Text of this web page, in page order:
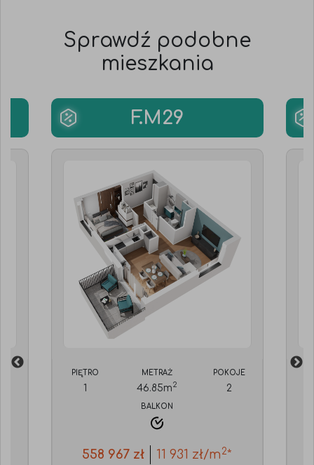
Sprawdź podobne
mieszkania
F.M29
PIĘTRO
1
METRAŻ
46.85m2
POKOJE
2
BALKON
558 967 zł 11 931 zł/m 2*